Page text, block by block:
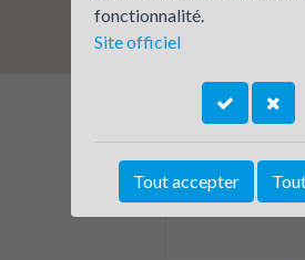
fonctionnalité.
Site officiel
Tout accepter